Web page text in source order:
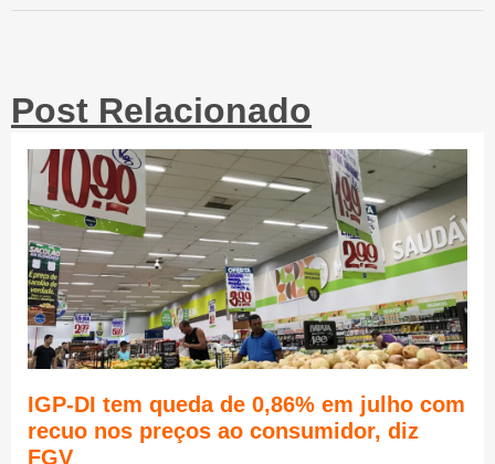
Post Relacionado
IGP-DI tem queda de 0,86% em julho com
recuo nos preços ao consumidor, diz
FGV